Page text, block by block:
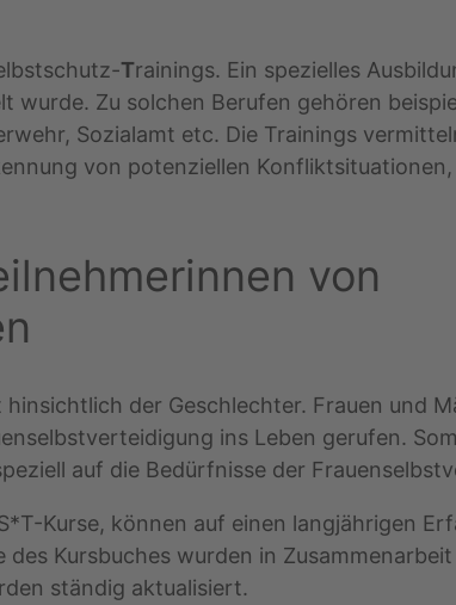
Trainings. Ein spezielles
Zu solchen Berufen gehören
Sozialamt etc. Die Trainings
von potenziellen
von
der Geschlechter. Frauen und
ins Leben gerufen.
auf die Bedürfnisse der
Kurse, können auf einen langjährigen
Kursbuches wurden in
ständig aktualisiert.